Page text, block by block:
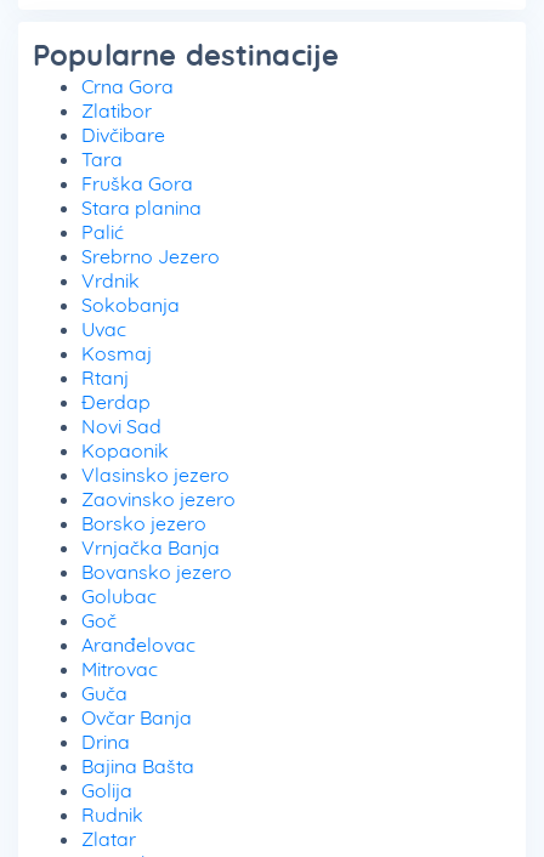
Popularne destinacije
Crna Gora
Zlatibor
Divčibare
Tara
Fruška Gora
Stara planina
Palić
Srebrno Jezero
Vrdnik
Sokobanja
Uvac
Kosmaj
Rtanj
Đerdap
Novi Sad
Kopaonik
Vlasinsko jezero
Zaovinsko jezero
Borsko jezero
Vrnjačka Banja
Bovansko jezero
Golubac
Goč
Aranđelovac
Mitrovac
Guča
Ovčar Banja
Drina
Bajina Bašta
Golija
Rudnik
Zlatar